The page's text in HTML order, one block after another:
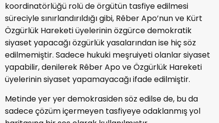
koordinatörlüğü rolü de örgütün tasfiye edilmesi
süreciyle sınırlandırıldığı gibi, Rêber Apo’nun ve Kürt
Özgürlük Hareketi üyelerinin özgürce demokratik
siyaset yapacağı özgürlük yasalarından ise hiç söz
edilmemiştir. Sadece hukuki meşruiyeti olanlar siyaset
yapabilir, denilerek Rêber Apo ve Özgürlük Hareketi
üyelerinin siyaset yapamayacağı ifade edilmiştir.
Metinde yer yer demokrasiden söz edilse de, bu da
sadece çözüm içermeyen tasfiyeye odaklanmış yol